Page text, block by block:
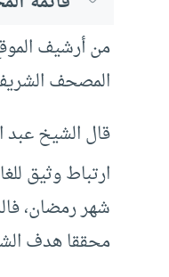
من أرشيف
المصحف الشريف
قال الشيخ عبد
ارتباط وثيق
شهر رمضان،
محققا هدف